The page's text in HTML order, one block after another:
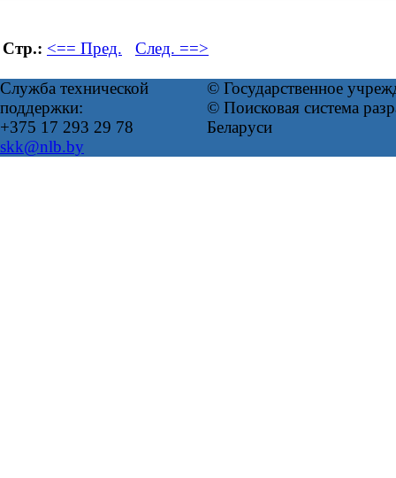
Стр.: <== Пред. След. ==>
Служба технической
поддержки:
+375 17 293 29 78
skk@nlb.by
© Государственное
© Поисковая система
Беларуси